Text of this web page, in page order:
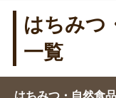
12月
2月
はちみつ
一覧